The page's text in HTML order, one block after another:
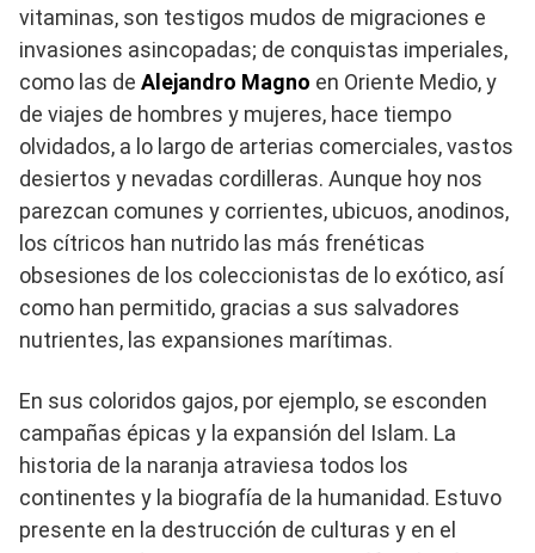
vitaminas, son testigos mudos de migraciones e
invasiones asincopadas; de conquistas imperiales,
como las de Alejandro Magno en Oriente Medio, y
de viajes de hombres y mujeres, hace tiempo
olvidados, a lo largo de arterias comerciales, vastos
desiertos y nevadas cordilleras. Aunque hoy nos
parezcan comunes y corrientes, ubicuos, anodinos,
los cítricos han nutrido las más frenéticas
obsesiones de los coleccionistas de lo exótico, así
como han permitido, gracias a sus salvadores
nutrientes, las expansiones marítimas.
En sus coloridos gajos, por ejemplo, se esconden
campañas épicas y la expansión del Islam. La
historia de la naranja atraviesa todos los
continentes y la biografía de la humanidad. Estuvo
presente en la destrucción de culturas y en el